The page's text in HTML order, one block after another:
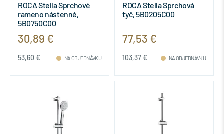
ROCA Stella Sprchové
rameno nástenné,
5B0750C00
30,89 €
53,60 € NA OBJEDNÁVKU
ROCA Stella Sprchová
tyč, 5B0205C00
77,53 €
103,37 € NA OBJEDNÁVKU